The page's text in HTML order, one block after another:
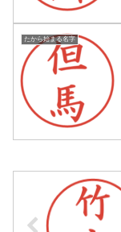
たから始まる名字